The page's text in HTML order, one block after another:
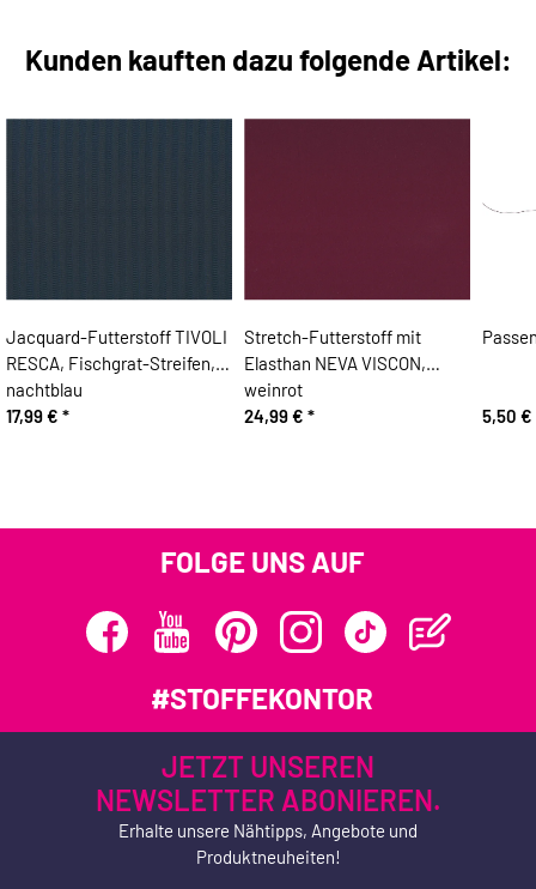
Kunden kauften dazu folgende Artikel:
Jacquard-Futterstoff TIVOLI
RESCA, Fischgrat-Streifen,
nachtblau
17,99 € *
Stretch-Futterstoff mit
Elasthan NEVA VISCON,
weinrot
24,99 € * 5,50 €
FOLGE UNS AUF
#STOFFEKONTOR
JETZT UNSEREN
NEWSLETTER ABONIEREN.
Erhalte unsere Nähtipps, Angebote und
Produktneuheiten!